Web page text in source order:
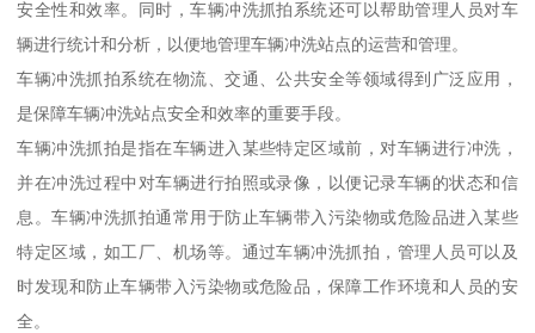
安全性和效率。同时，车辆冲洗抓拍系统还可以帮助管理人员对车
辆进行统计和分析，以便地管理车辆冲洗站点的运营和管理。
车辆冲洗抓拍系统在物流、交通、公共安全等领域得到广泛应用，
是保障车辆冲洗站点安全和效率的重要手段。
车辆冲洗抓拍是指在车辆进入某些特定区域前，对车辆进行冲洗，
并在冲洗过程中对车辆进行拍照或录像，以便记录车辆的状态和信
息。车辆冲洗抓拍通常用于防止车辆带入污染物或危险品进入某些
特定区域，如工厂、机场等。通过车辆冲洗抓拍，管理人员可以及
时发现和防止车辆带入污染物或危险品，保障工作环境和人员的安
全。